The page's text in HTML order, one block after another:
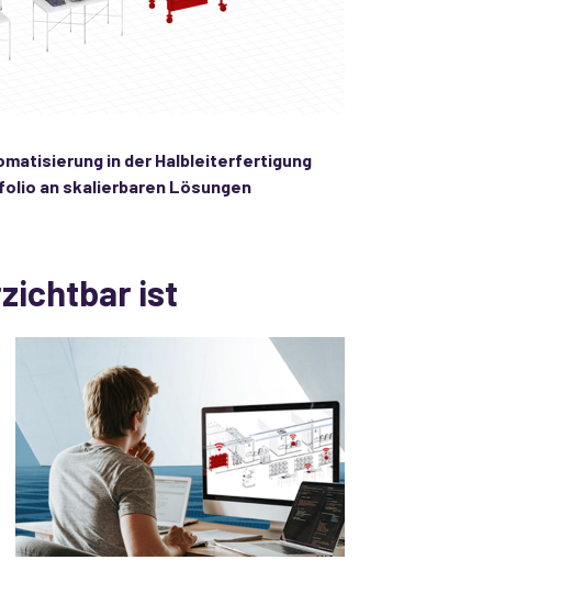
in der Halbleiterfertigung
an skalierbaren Lösungen
ist